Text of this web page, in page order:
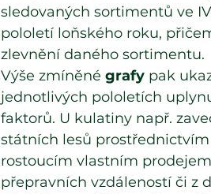
sledovaných sortimentů ve
pololetí loňského roku,
zlevnění daného sortimentu.
Výše zmíněné grafy pak
jednotlivých pololetích
faktorů. U kulatiny např.
státních lesů
rostoucím vlastním
přepravních vzdáleností či z